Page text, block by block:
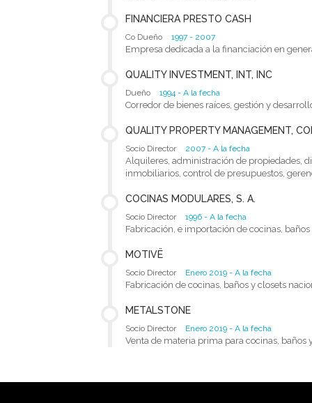
FINANCIERA PRESTO CASH
Co Dueño 1997 - 2007
Empresa dedicada a la financiación en
QUALITY INVESTMENT, INT, INC
Dueño 1994 - A la fecha
Corredor de bienes raíces, gestión y
QUALITY PROPERTY MANAGEMENT,
Socio Director 2007 - A la fecha
Alquileres, administración de propiedades,
inmobiliarios, control de presupuestos,
COCINAS MODULARES, S. A.
Socio Director 1996 - A la fecha
Fabricación, e importación de cocinas,
MOTIVË
Socio Director Enero 2019 - A la fecha
Fabricación de cocinas, baños y closets
METALSTONE
Socio Director Enero 2019 - A la fecha
Venta de materia prima para cocinas, baños